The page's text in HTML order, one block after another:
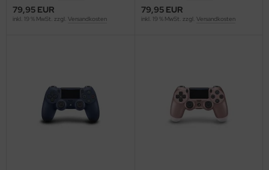
79,95 EUR
inkl. 19 % MwSt. zzgl. Versandkosten
79,95 EUR
inkl. 19 % MwSt. zzgl. Versandkosten